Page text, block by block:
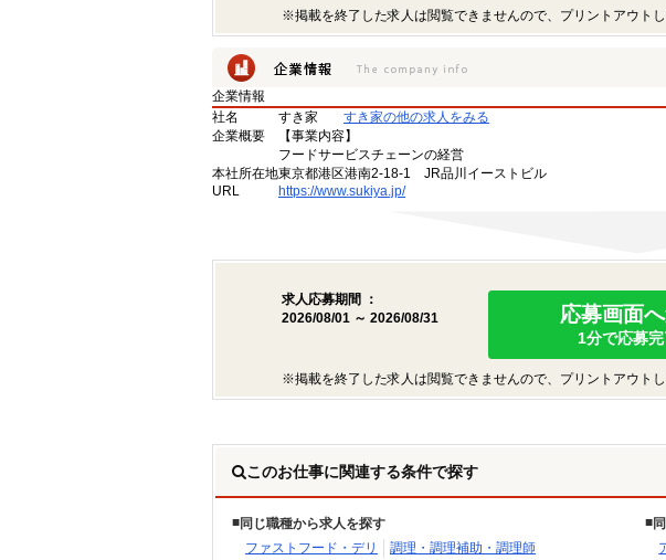
※掲載を終了した求人は閲覧できませんので、プリントアウトし
企業情報
社名
すき家
すき家の他の求人をみる
企業概要
【事業内容】
フードサービスチェーンの経営
本社所在地東京都港区港南2-18-1 JR品川イーストビル
URL
https://www.sukiya.jp/
求人応募期間 ：
2026/08/01 ～ 2026/08/31
応募画面
1分で応募
※掲載を終了した求人は閲覧できませんので、プリントアウトし
このお仕事に関連する条件で探す
同じ職種から求人を探す
ファストフード・デリ
調理・調理補助・調理師